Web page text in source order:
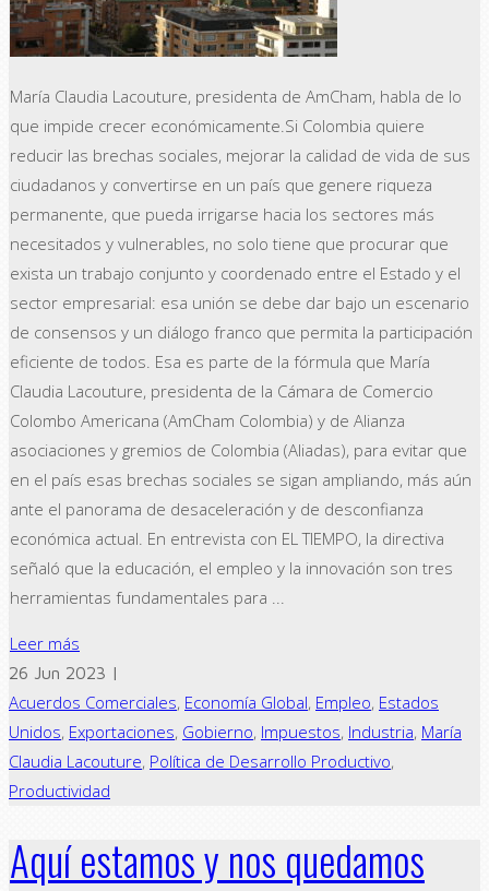
María Claudia Lacouture, presidenta de AmCham, habla de lo
que impide crecer económicamente.Si Colombia quiere
reducir las brechas sociales, mejorar la calidad de vida de sus
ciudadanos y convertirse en un país que genere riqueza
permanente, que pueda irrigarse hacia los sectores más
necesitados y vulnerables, no solo tiene que procurar que
exista un trabajo conjunto y coordenado entre el Estado y el
sector empresarial: esa unión se debe dar bajo un escenario
de consensos y un diálogo franco que permita la participación
eficiente de todos. Esa es parte de la fórmula que María
Claudia Lacouture, presidenta de la Cámara de Comercio
Colombo Americana (AmCham Colombia) y de Alianza
asociaciones y gremios de Colombia (Aliadas), para evitar que
en el país esas brechas sociales se sigan ampliando, más aún
ante el panorama de desaceleración y de desconfianza
económica actual. En entrevista con EL TIEMPO, la directiva
señaló que la educación, el empleo y la innovación son tres
herramientas fundamentales para ...
Leer más
26 Jun 2023 |
Acuerdos Comerciales, Economía Global, Empleo, Estados
Unidos, Exportaciones, Gobierno, Impuestos, Industria, María
Claudia Lacouture, Política de Desarrollo Productivo,
Productividad
Aquí estamos y nos quedamos